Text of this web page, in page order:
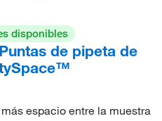
disponibles
de pipeta de
espacio entre la muestra